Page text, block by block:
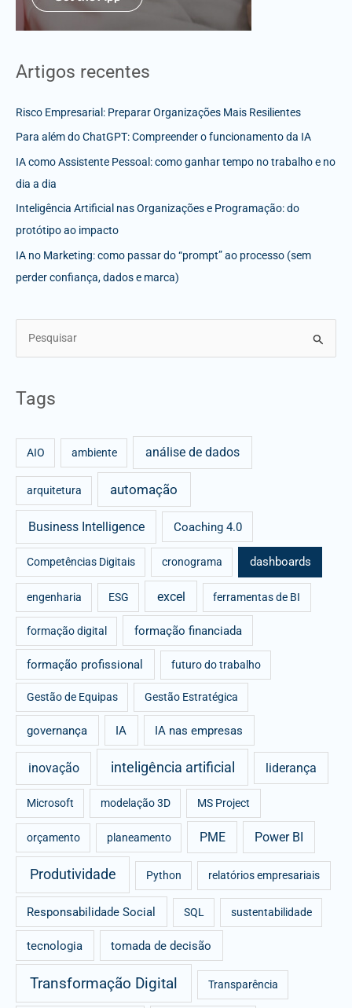
Artigos recentes
Risco Empresarial: Preparar Organizações Mais Resilientes
Para além do ChatGPT: Compreender o funcionamento da IA
IA como Assistente Pessoal: como ganhar tempo no trabalho e no
dia a dia
Inteligência Artificial nas Organizações e Programação: do
protótipo ao impacto
IA no Marketing: como passar do “prompt” ao processo (sem
perder confiança, dados e marca)
f
Tags
AIO ambiente análise de dados
arquitetura automação
Business Intelligence Coaching 4.0
Competências Digitais cronograma dashboards
engenharia ESG excel ferramentas de BI
formação digital formação financiada
formação profissional futuro do trabalho
Gestão de Equipas Gestão Estratégica
governança IA IA nas empresas
inovação inteligência artificial liderança
Microsoft modelação 3D MS Project
orçamento planeamento PME Power BI
Produtividade Python relatórios empresariais
Responsabilidade Social SQL sustentabilidade
tecnologia tomada de decisão
Transformação Digital Transparência